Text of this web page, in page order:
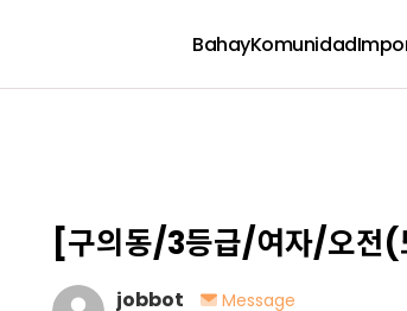
BahayKomunidad
[구의동/3등급/여자/오전(
jobbot
Message